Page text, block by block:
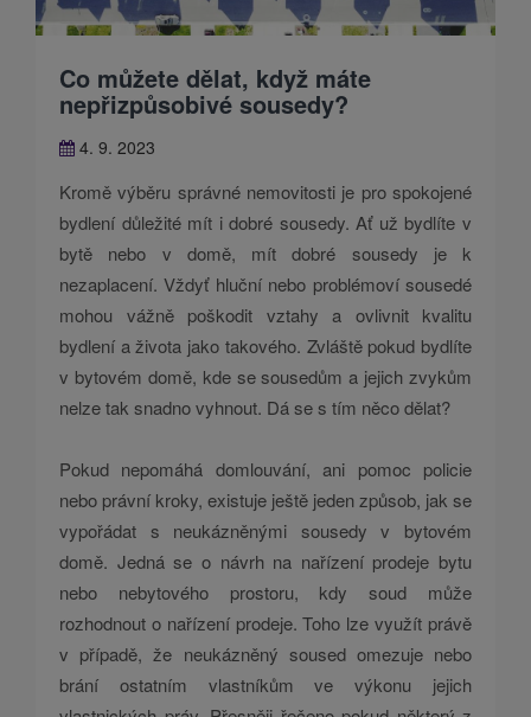
Co můžete dělat, když máte
nepřizpůsobivé sousedy?
4. 9. 2023
Kromě výběru správné nemovitosti je pro spokojené
bydlení důležité mít i dobré sousedy. Ať už bydlíte v
bytě nebo v domě, mít dobré sousedy je k
nezaplacení. Vždyť hluční nebo problémoví sousedé
mohou vážně poškodit vztahy a ovlivnit kvalitu
bydlení a života jako takového. Zvláště pokud bydlíte
v bytovém domě, kde se sousedům a jejich zvykům
nelze tak snadno vyhnout. Dá se s tím něco dělat?
Pokud nepomáhá domlouvání, ani pomoc policie
nebo právní kroky, existuje ještě jeden způsob, jak se
vypořádat s neukázněnými sousedy v bytovém
domě. Jedná se o návrh na nařízení prodeje bytu
nebo nebytového prostoru, kdy soud může
rozhodnout o nařízení prodeje. Toho lze využít právě
v případě, že neukázněný soused omezuje nebo
brání ostatním vlastníkům ve výkonu jejich